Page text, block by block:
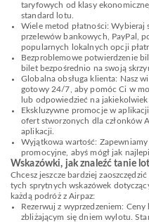
taryfowych od klasy
standard lotu.
Wiele metod płatności: Wybieraj
przelewów bankowych, PayPal,
popularnych lokalnych opcji
Bezproblemowe potwierdzenie
bilet bezpośrednio na swoją
Globalna obsługa klienta: Nasz
gotowy 24/7, aby pomóc Ci w
lub odpowiedzieć na jakiekolwiek
Ekskluzywne promocje w
ofert stworzonych dla członków
aplikacji.
Wyjątkowa wartość:
promocyjne, abyś mógł jak
Wskazówki, jak znaleźć tanie
Chcesz jeszcze bardziej
tych sprytnych wskazówek
każdą podróż z Airpaz:
Rezerwuj z wyprzedzeniem:
zbliżającym się dniem wylotu.